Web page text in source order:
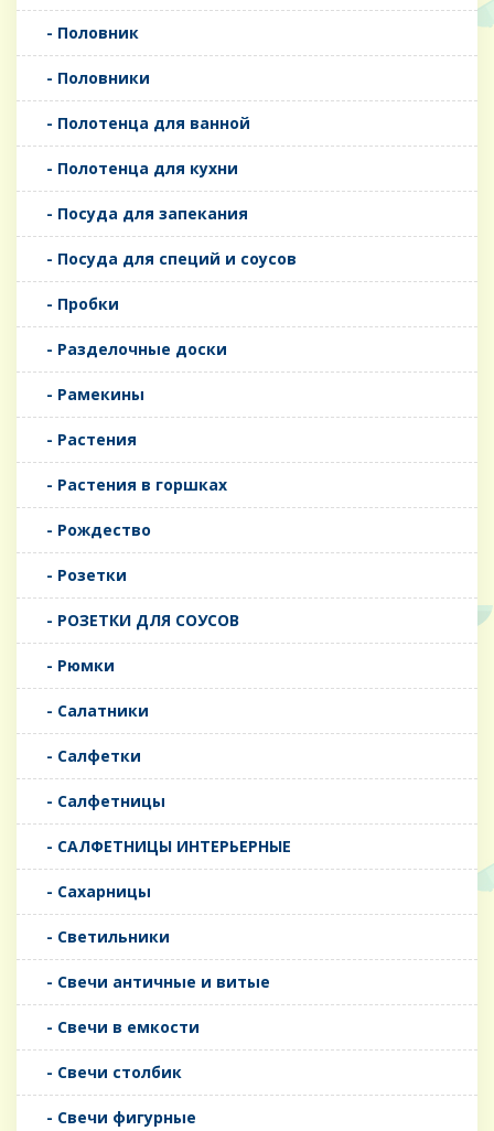
- Половник
- Половники
- Полотенца для ванной
- Полотенца для кухни
- Посуда для запекания
- Посуда для специй и соусов
- Пробки
- Разделочные доски
- Рамекины
- Растения
- Растения в горшках
- Рождество
- Розетки
- РОЗЕТКИ ДЛЯ СОУСОВ
- Рюмки
- Салатники
- Салфетки
- Салфетницы
- САЛФЕТНИЦЫ ИНТЕРЬЕРНЫЕ
- Сахарницы
- Светильники
- Свечи античные и витые
- Свечи в емкости
- Свечи столбик
- Свечи фигурные